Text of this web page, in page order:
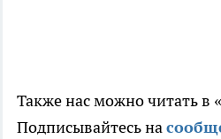
Также нас можно читать в
Подписывайтесь на